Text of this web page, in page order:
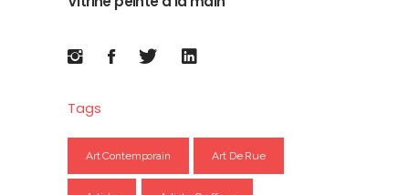
Tags
Art Contemporain Art De Rue